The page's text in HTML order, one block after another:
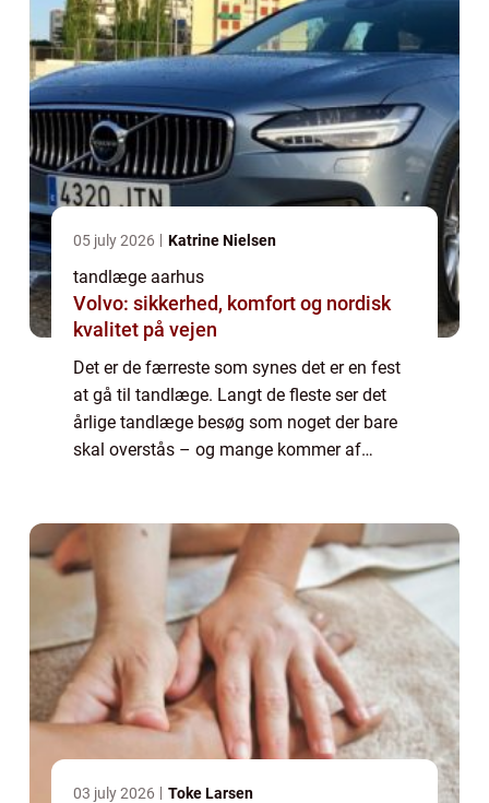
05 july 2026 Katrine Nielsen
tandlæge aarhus
Volvo: sikkerhed, komfort og nordisk
kvalitet på vejen
Det er de færreste som synes det er en fest
at gå til tandlæge. Langt de fleste ser det
årlige tandlæge besøg som noget der bare
skal overstås – og mange kommer af
03 july 2026 Toke Larsen